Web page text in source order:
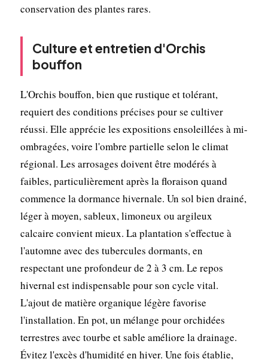
conservation des plantes rares.
Culture et entretien d'Orchis
bouffon
L'Orchis bouffon, bien que rustique et tolérant,
requiert des conditions précises pour se cultiver
réussi. Elle apprécie les expositions ensoleillées à mi-
ombragées, voire l'ombre partielle selon le climat
régional. Les arrosages doivent être modérés à
faibles, particulièrement après la floraison quand
commence la dormance hivernale. Un sol bien drainé,
léger à moyen, sableux, limoneux ou argileux
calcaire convient mieux. La plantation s'effectue à
l'automne avec des tubercules dormants, en
respectant une profondeur de 2 à 3 cm. Le repos
hivernal est indispensable pour son cycle vital.
L'ajout de matière organique légère favorise
l'installation. En pot, un mélange pour orchidées
terrestres avec tourbe et sable améliore la drainage.
Évitez l'excès d'humidité en hiver. Une fois établie,